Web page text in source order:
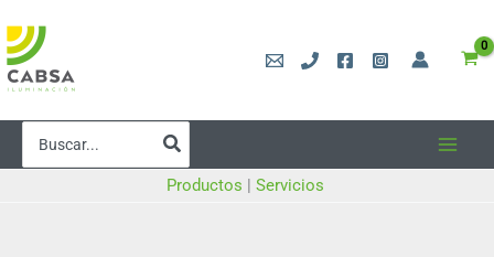
al
contenido
por:
Productos | Servicios